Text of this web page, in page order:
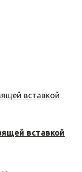
вставкой